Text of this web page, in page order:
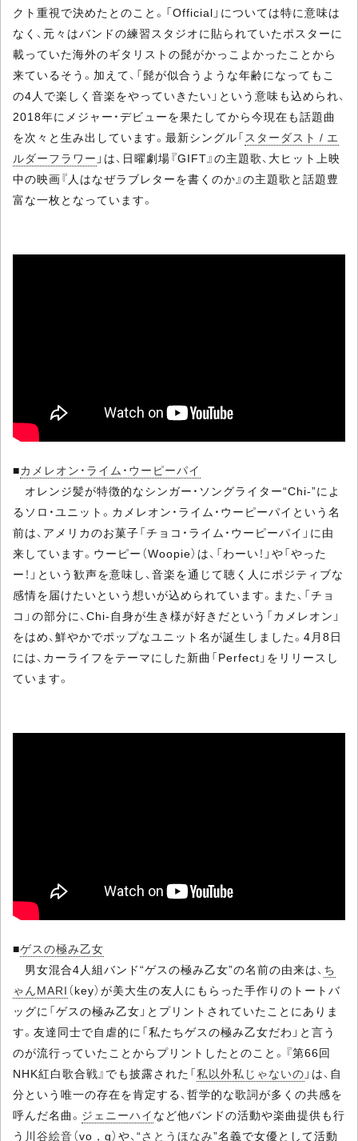
クト重視で決めたとのこと。「Official」については特に意味は
なく、元々はバンドの練習スタジオに貼られていたポスターに
載っていた海外のギタリストの髭がかっこよかったことから
来ているそう。加えて、「髭が似合うような年齢になってもこ
の4人で楽しく音楽をやっていきたい」という意味も込められ、
2018年にメジャー・デビューを果たしてから今現在も話題曲
を次々と生み出しています。最新シングル「スターダスト / エ
ルダーフラワー 」は、日曜劇場『GIFT』の主題歌、大ヒット上映
中の映画『人はなぜラブレターを書くのか』の主題歌と話題豊
富な一枚となっています。
■カメレオン・ライム・ウーピーパイ
オレンジ髪が特徴的なシンガー・ソングライター“Chi-”によ
るソロ・ユニット。カメレオン・ライム・ウーピーパイという名
前は、アメリカのお菓子「チョコ・ライム・ウーピーパイ」に由
来しています。ウーピー（Woopie）は、「わーい！」や「やった
ー！」という歓声を意味し、音楽を通じて聴く人にポジティブな
感情を届けたいという想いが込められています。また、「チョ
コ」の部分に、Chi-自身が生き様が好きだという「カメレオン」
をはめ、鮮やかでポップなユニット名が誕生しました。4月8日
には、カーライフをテーマにした新曲「Perfect」をリリースし
ています。
■ゲスの極み乙女
男女混合4人組バンド“ゲスの極み乙女”の名前の由来は、 ち
ゃんMARI （key）が美大生の友人にもらった手作りのトートバ
ッグに「ゲスの極み乙女」とプリントされていたことにありま
す。友達同士で自虐的に「私たちゲスの極み乙女だわ」と言う
のが流行っていたことからプリントしたとのこと。『第66回
NHK紅白歌合戦』でも披露された「私以外私じゃないの 」は、自
分という唯一の存在を肯定する、哲学的な歌詞が多くの共感を
呼んだ名曲。 ジェニーハイ など他バンドの活動や楽曲提供も行
う 川谷絵音（vo，g）や、“さとうほなみ”名義で女優として活動